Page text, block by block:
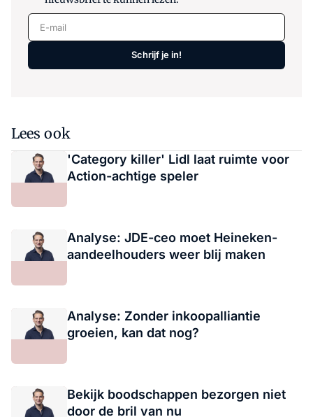
E-mail
Schrijf je in!
Lees ook
'Category killer' Lidl laat ruimte voor
Action-achtige speler
Analyse: JDE-ceo moet Heineken-
aandeelhouders weer blij maken
Analyse: Zonder inkoopalliantie
groeien, kan dat nog?
Bekijk boodschappen bezorgen niet
door de bril van nu